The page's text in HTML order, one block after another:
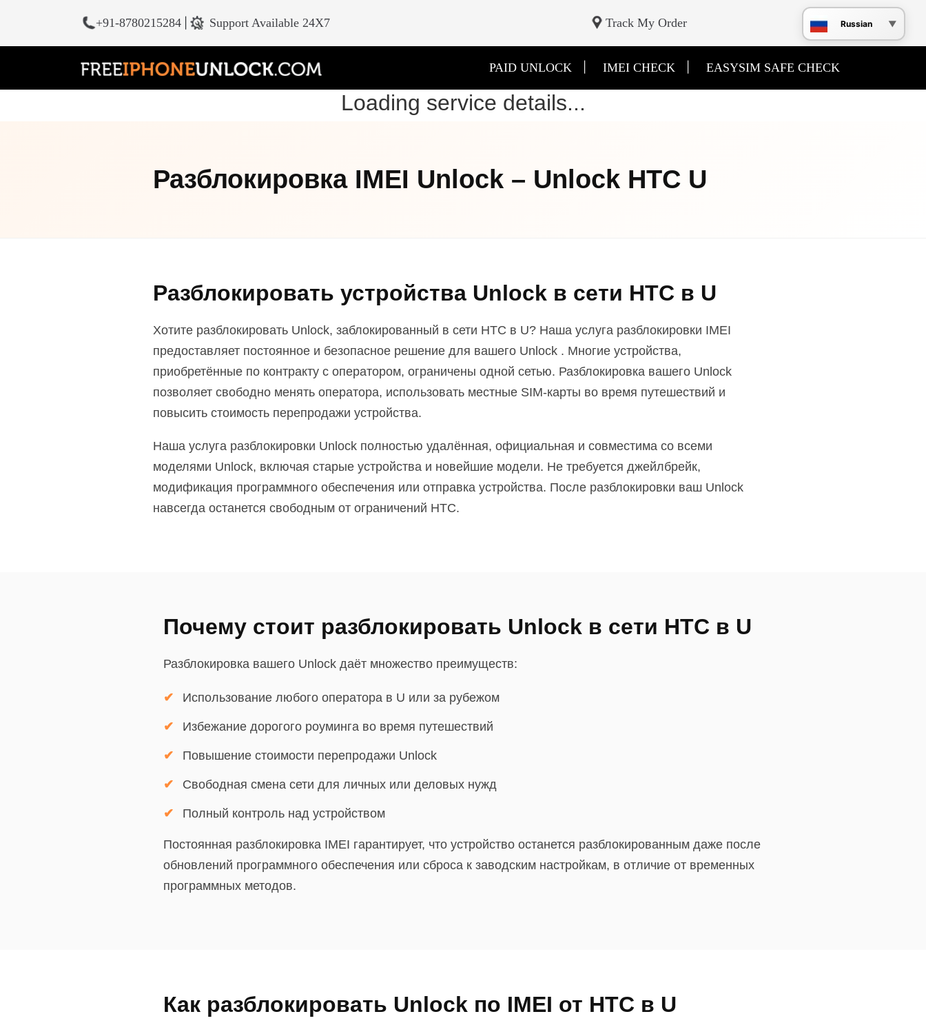
+91-8780215284 Support Available 24X7 Track My Order Russian
PAID UNLOCK IMEI CHECK EASYSIM SAFE CHECK
Loading service details...
Разблокировка IMEI Unlock – Unlock HTC U
Разблокировать устройства Unlock в сети HTC в U
Хотите разблокировать Unlock, заблокированный в сети HTC в U? Наша услуга разблокировки IMEI
предоставляет постоянное и безопасное решение для вашего Unlock . Многие устройства,
приобретённые по контракту с оператором, ограничены одной сетью. Разблокировка вашего Unlock
позволяет свободно менять оператора, использовать местные SIM-карты во время путешествий и
повысить стоимость перепродажи устройства.
Наша услуга разблокировки Unlock полностью удалённая, официальная и совместима со всеми
моделями Unlock, включая старые устройства и новейшие модели. Не требуется джейлбрейк,
модификация программного обеспечения или отправка устройства. После разблокировки ваш Unlock
навсегда останется свободным от ограничений HTC.
Почему стоит разблокировать Unlock в сети HTC в U
Разблокировка вашего Unlock даёт множество преимуществ:
Использование любого оператора в U или за рубежом
Избежание дорогого роуминга во время путешествий
Повышение стоимости перепродажи Unlock
Свободная смена сети для личных или деловых нужд
Полный контроль над устройством
Постоянная разблокировка IMEI гарантирует, что устройство останется разблокированным даже после
обновлений программного обеспечения или сброса к заводским настройкам, в отличие от временных
программных методов.
Как разблокировать Unlock по IMEI от HTC в U